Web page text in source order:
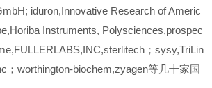
iduron,Innovative Research of Americ
Instruments, Polysciences,prospec
；sysy,TriLin
；worthington-biochem,zyagen等几十家国